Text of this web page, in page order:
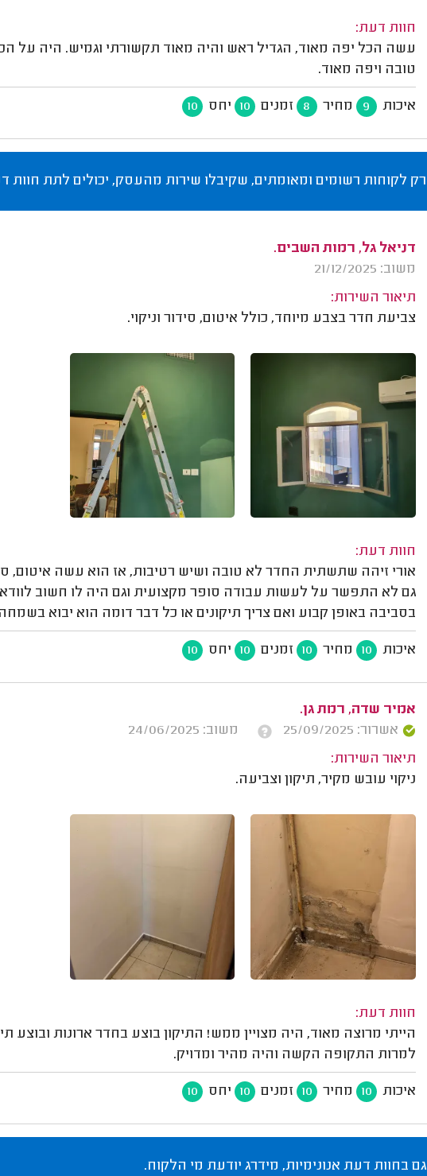
חוות דעת:
עשה הכל יפה מאוד, הגדיל ראש והיה מאוד תקשורתי וגמיש. היה על
טובה ויפה מאוד.
איכות 9 מחיר 8 זמנים 10 יחס 10
רק לקוחות רשומים ומאומתים, שקיבלו שירות מהעסק, יכולים לתת חוות
דניאל גל, רמות השבים.
משוב: 21/12/2025
תיאור השירות:
צביעת חדר בצבע מיוחד, כולל איטום, סידור וניקוי.
חוות דעת:
אורי זיהה שתשתית החדר לא טובה ושיש רטיבות, אז הוא עשה איטום,
גם לא התפשר על לעשות עבודה סופר מקצועית וגם היה לו חשוב
בסביבה באופן קבוע ואם צריך תיקונים או כל דבר דומה הוא יבוא
איכות 10 מחיר 10 זמנים 10 יחס 10
אמיר שדה, רמת גן.
אשרור: 25/09/2025
משוב: 24/06/2025
תיאור השירות:
ניקוי עובש מקיר, תיקון וצביעה.
חוות דעת:
הייתי מרוצה מאוד, היה מצויין ממש! התיקון בוצע בחדר ארונות ובוצע
למרות התקופה הקשה והיה מהיר ומדויק.
איכות 10 מחיר 10 זמנים 10 יחס 10
גם בחוות דעת אנונימיות, מידרג יודעת מי הלקוח.